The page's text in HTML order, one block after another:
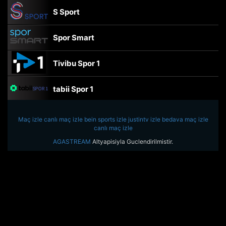
S Sport
Spor Smart
Tivibu Spor 1
tabii Spor 1
TRT Spor
beIN Sports Haber
Maç izle canlı maç izle bein sports izle justintv izle bedava maç izle
canlı maç izle
AGASTREAM Altyapisiyla Guclendirilmistir.